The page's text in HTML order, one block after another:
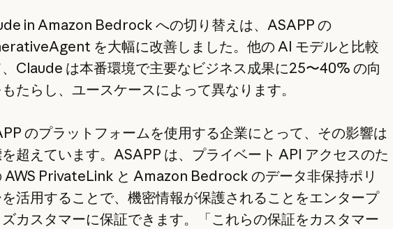
in Amazon Bedrock への切り替えは、ASAPP の
を大幅に改善しました。他の AI モデルと比較
、Claude は本番環境で主要なビジネス成果に25〜40% の向
もたらし、ユースケースによって異なります。
のプラットフォームを使用する企業にとって、その影響は
超えています。ASAPP は、プライベート API アクセスのた
AWS PrivateLink と Amazon Bedrock のデータ非保持ポリ
活用することで、機密情報が保護されることをエンタープ
カスタマーに保証できます。「これらの保証をカスタマー